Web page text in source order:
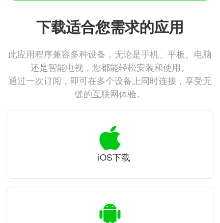
下载适合您需求的应用
此应用程序兼容多种设备，无论是手机、平板、电脑
还是智能电视，您都能轻松安装和使用。
通过一次订阅，即可在多个设备上同时连接，享受无
缝的互联网体验。
iOS下载